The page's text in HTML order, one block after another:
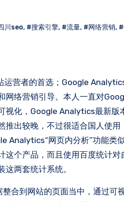
川seo, #搜索引擎, #流量, #网络营销,
营者的首选；Google
网络营销引导。本人一直对
化，Google Analytics最新版
出较晚，不过很适合国人使用
Analytics“网页内分析”功能类
个产品，而且使用百度统计
两套统计系统。
合到网站的页面当中，通过可